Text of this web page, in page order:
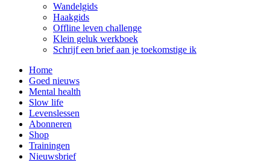
Wandelgids
Haakgids
Offline leven challenge
Klein geluk werkboek
Schrijf een brief aan je toekomstige ik
Home
Goed nieuws
Mental health
Slow life
Levenslessen
Abonneren
Shop
Trainingen
Nieuwsbrief